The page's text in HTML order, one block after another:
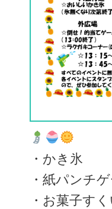
・かき氷
・紙パンチ
・お菓子す